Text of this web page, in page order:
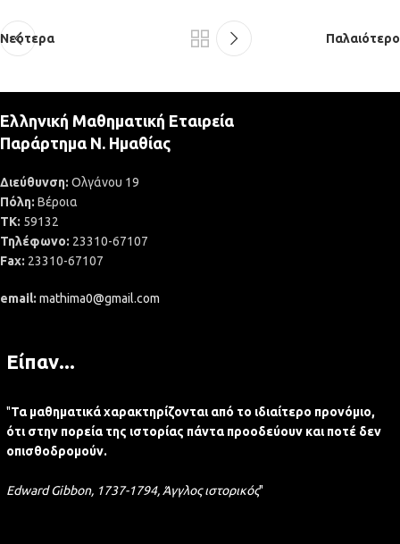
Νεότερα Παλαιότερο
Ελληνική Μαθηματική Εταιρεία
Παράρτημα Ν. Ημαθίας
Διεύθυνση: Ολγάνου 19
Πόλη: Βέροια
ΤΚ: 59132
Τηλέφωνο: 23310-67107
Fax: 23310-67107
email: mathima0@gmail.com
Είπαν...
"Τα μαθηματικά χαρακτηρίζονται από το ιδιαίτερο προνόμιο,
ότι στην πορεία της ιστορίας πάντα προοδεύουν και ποτέ δεν
οπισθοδρομούν.
Edward Gibbon, 1737-1794, Άγγλος ιστορικός"